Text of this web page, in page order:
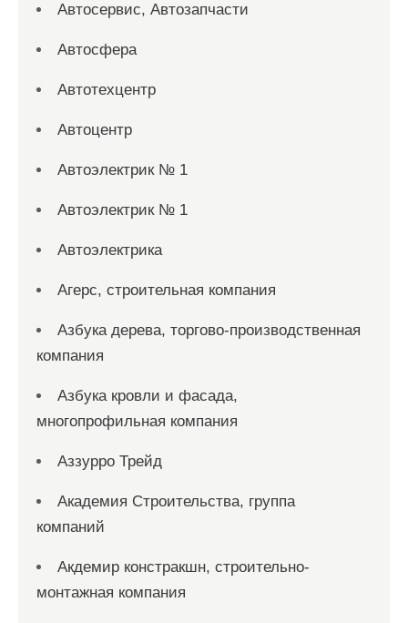
Автосервис, Автозапчасти
Автосфера
Автотехцентр
Автоцентр
Автоэлектрик № 1
Автоэлектрик № 1
Автоэлектрика
Агерс, строительная компания
Азбука дерева, торгово-производственная
компания
Азбука кровли и фасада,
многопрофильная компания
Аззурро Трейд
Академия Строительства, группа
компаний
Акдемир констракшн, строительно-
монтажная компания